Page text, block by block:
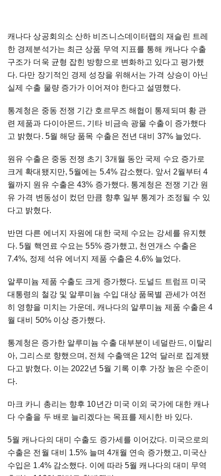
캐나다 상공회의소 산하 비즈니스데이터랩의 재슬린 트레
한 경제분석가는 최근 상품 무역 지표를 통해 캐나다 수출
구조가 더욱 균형 잡힌 방향으로 변화하고 있다고 평가했
다. 다만 장기적인 경제 성장을 위해서는 가격 상승이 아닌
실제 수출 물량 증가가 이어져야 한다고 설명했다.
통계청은 중동 전쟁 기간 호르무즈 해협이 통제되며 황 관
련 제품과 다이아몬드, 기타 비금속 광물 수출이 증가했다
고 밝혔다. 5월 해당 품목 수출은 전년 대비 37% 늘었다.
원유 수출은 중동 전쟁 초기 3개월 동안 국제 수요 증가로
크게 확대됐지만, 5월에는 5.4% 감소했다. 앞서 2월부터 4
월까지 원유 수출은 43% 증가했다. 통계청은 전쟁 기간 원
유 가격 변동성이 컸던 만큼 향후 일부 통계가 조정될 수 있
다고 밝혔다.
반면 다른 에너지 자원에 대한 국제 수요는 강세를 유지했
다. 5월 핵연료 수요는 55% 증가했고, 천연개스 수출은
7.4%, 정제 석유 에너지 제품 수출은 4.6% 늘었다.
알루미늄 제품 수출도 크게 증가했다. 도널드 트럼프 미국
대통령의 철강 및 알루미늄 수입 대상 품목별 관세가 여전
히 영향을 미치는 가운데, 캐나다의 알루미늄 제품 수출은 4
월 대비 50% 이상 증가했다.
통계청은 증가한 알루미늄 수출 대부분이 네덜란드, 이탈리
아, 그리스로 향했으며, 전체 수출액은 12억 달러로 집계됐
다고 밝혔다. 이는 2022년 5월 기록 이후 가장 높은 수준이
다.
마크 카니 총리는 향후 10년간 미국 이외 국가에 대한 캐나
다 수출을 두 배로 늘리겠다는 목표를 제시한 바 있다.
5월 캐나다의 대미 수출도 증가세를 이어갔다. 미국으로의
수출은 전월 대비 1.5% 늘며 4개월 연속 증가했고, 미국산
수입은 1.4% 감소했다. 이에 따라 5월 캐나다의 대미 무역